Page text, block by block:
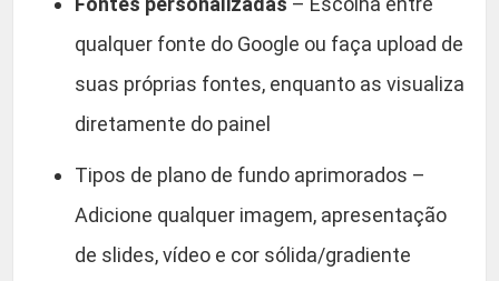
qualquer fonte do Google ou faça upload de
suas próprias fontes, enquanto as visualiza
diretamente do painel
Tipos de plano de fundo aprimorados –
Adicione qualquer imagem, apresentação
de slides, vídeo e cor sólida/gradiente